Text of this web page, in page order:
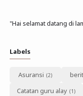
"Hai selamat datang di
Labels
Asuransi
Catatan guru alay